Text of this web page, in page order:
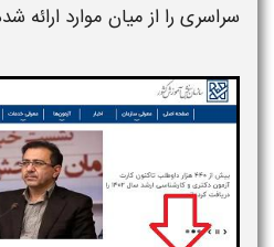
سراسری را از میان موارد ارائه